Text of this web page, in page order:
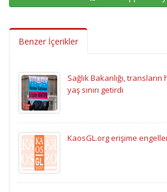
Benzer İçerikler
Sağlık Bakanlığı,
yaş sınırı getirdi
KaosGL.org erişime